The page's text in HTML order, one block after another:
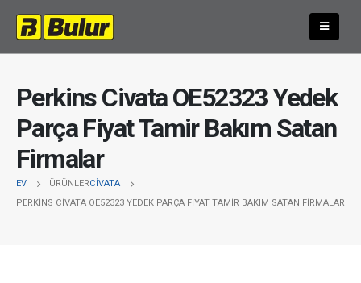
Perkins Civata OE52323 Yedek
Parça Fiyat Tamir Bakım Satan
Firmalar
EV ÜRÜNLERCIVATA
PERKINS CIVATA OE52323 YEDEK PARÇA FIYAT TAMIR BAKIM SATAN FIRMALAR